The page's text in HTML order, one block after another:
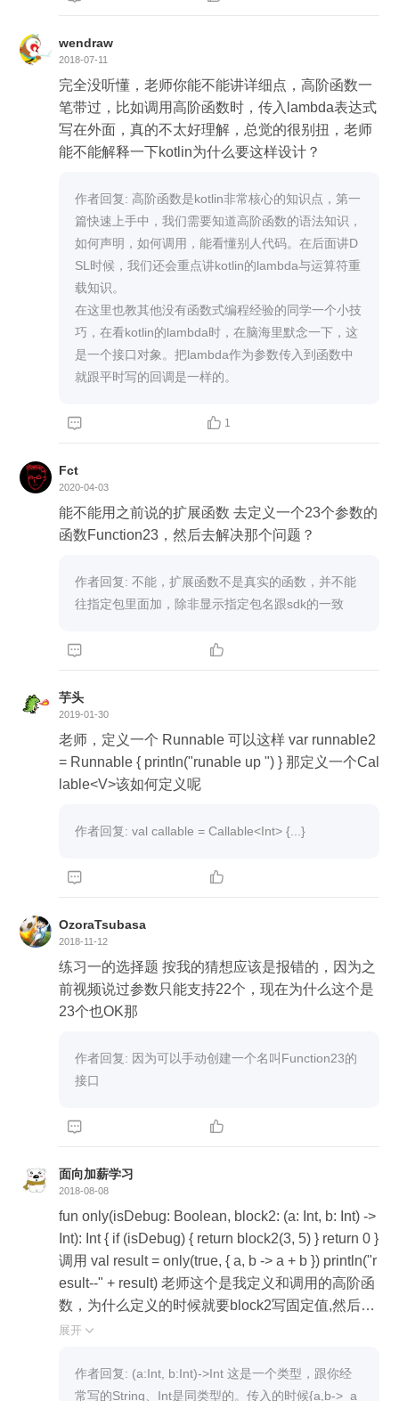
wendraw
2018-07-11
完全没听懂，老师你能不能讲详细点，高阶函数一
笔带过，比如调用高阶函数时，传入lambda表达式
写在外面，真的不太好理解，总觉的很别扭，老师
能不能解释一下kotlin为什么要这样设计？
作者回复: 高阶函数是kotlin非常核心的知识点，第一
篇快速上手中，我们需要知道高阶函数的语法知识，
如何声明，如何调用，能看懂别人代码。在后面讲D
SL时候，我们还会重点讲kotlin的lambda与运算符重
载知识。
在这里也教其他没有函数式编程经验的同学一个小技
巧，在看kotlin的lambda时，在脑海里默念一下，这
是一个接口对象。把lambda作为参数传入到函数中
就跟平时写的回调是一样的。
  1
Fct
2020-04-03
能不能用之前说的扩展函数 去定义一个23个参数的
函数Function23，然后去解决那个问题？
作者回复: 不能，扩展函数不是真实的函数，并不能
往指定包里面加，除非显示指定包名跟sdk的一致
 
芋头
2019-01-30
老师，定义一个 Runnable 可以这样 var runnable2
= Runnable { println("runable up ") } 那定义一个Cal
lable<V>该如何定义呢
作者回复: val callable = Callable<Int> {...}
 
OzoraTsubasa
2018-11-12
练习一的选择题 按我的猜想应该是报错的，因为之
前视频说过参数只能支持22个，现在为什么这个是
23个也OK那
作者回复: 因为可以手动创建一个名叫Function23的
接口
 
面向加薪学习
2018-08-08
fun only(isDebug: Boolean, block2: (a: Int, b: Int) ->
Int): Int { if (isDebug) { return block2(3, 5) } return 0 }
调用 val result = only(true, { a, b -> a + b }) println("r
esult--" + result) 老师这个是我定义和调用的高阶函
数，为什么定义的时候就要block2写固定值,然后外
面传入{a,b->a+b} ,参数不是应该从外面传入吗？请
展开 
作者回复: (a:Int, b:Int)->Int 这是一个类型，跟你经
常写的String、Int是同类型的。传入的时候{a,b->  a